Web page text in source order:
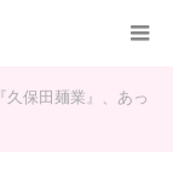
久保田麺業』、あっ